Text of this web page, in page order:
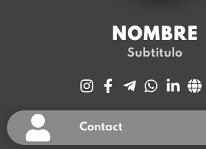
NOMBRE
Subtitulo
Contact